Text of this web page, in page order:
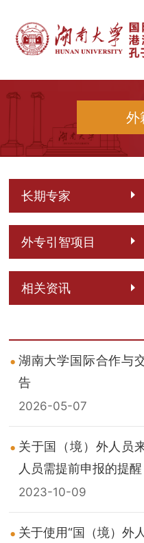
外
长期专家
外专引智项目
相关资讯
湖南大学国际合作与
告
2026-05-07
关于国（境）外人员
人员需提前申报的提醒
2023-10-09
关于使用“国（境）外